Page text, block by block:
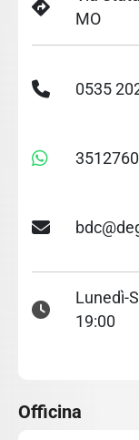
MO
0535
Lunedì-
19:00
Officina